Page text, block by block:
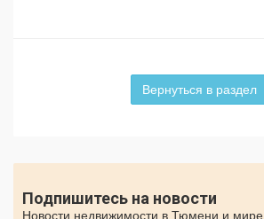
Вернуться в раздел
Подпишитесь на новости
Новости недвижимости в Тюмени и мире